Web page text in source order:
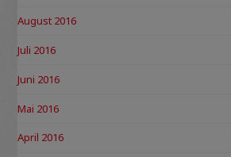
August 2016
Juli 2016
Juni 2016
Mai 2016
April 2016